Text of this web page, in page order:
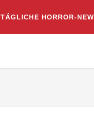
TÄGLICHE HORROR-